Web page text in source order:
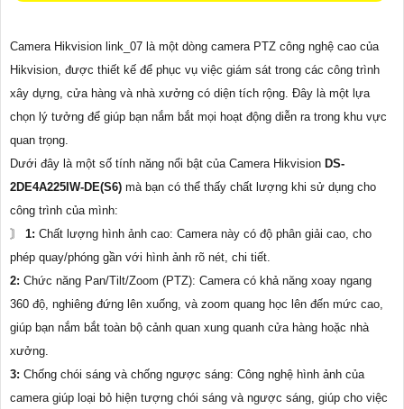
Camera Hikvision link_07 là một dòng camera PTZ công nghệ cao của
Hikvision, được thiết kế để phục vụ việc giám sát trong các công trình
xây dựng, cửa hàng và nhà xưởng có diện tích rộng. Đây là một lựa
chọn lý tưởng để giúp bạn nắm bắt mọi hoạt động diễn ra trong khu vực
quan trọng.
Dưới đây là một số tính năng nổi bật của Camera Hikvision DS-
2DE4A225IW-DE(S6) mà bạn có thể thấy chất lượng khi sử dụng cho
công trình của mình:
〙 1: Chất lượng hình ảnh cao: Camera này có độ phân giải cao, cho
phép quay/phóng gần với hình ảnh rõ nét, chi tiết.
2: Chức năng Pan/Tilt/Zoom (PTZ): Camera có khả năng xoay ngang
360 độ, nghiêng đứng lên xuống, và zoom quang học lên đến mức cao,
giúp bạn nắm bắt toàn bộ cảnh quan xung quanh cửa hàng hoặc nhà
xưởng.
3: Chống chói sáng và chống ngược sáng: Công nghệ hình ảnh của
camera giúp loại bỏ hiện tượng chói sáng và ngược sáng, giúp cho việc